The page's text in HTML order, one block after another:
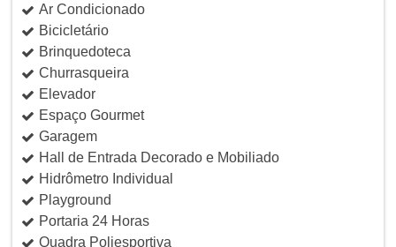
Ar Condicionado
Bicicletário
Brinquedoteca
Churrasqueira
Elevador
Espaço Gourmet
Garagem
Hall de Entrada Decorado e Mobiliado
Hidrômetro Individual
Playground
Portaria 24 Horas
Quadra Poliesportiva